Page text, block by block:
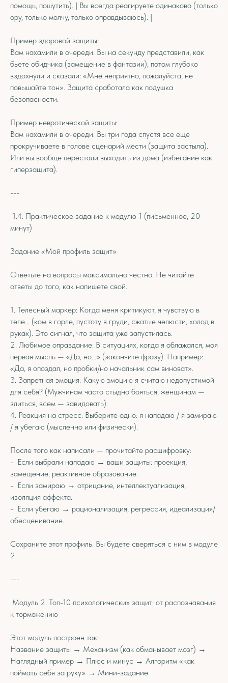
помощь, пошутить). | Вы всегда реагируете одинаково (только
ору, только молчу, только оправдываюсь). |
Пример здоровой защиты:
Вам нахамили в очереди. Вы на секунду представили, как
бьете обидчика (замещение в фантазии), потом глубоко
вздохнули и сказали: «Мне неприятно, пожалуйста, не
повышайте тон». Защита сработала как подушка
безопасности.
Пример невротической защиты:
Вам нахамили в очереди. Вы три года спустя все еще
прокручиваете в голове сценарий мести (защита застыла).
Или вы вообще перестали выходить из дома (избегание как
гиперзащита).
---
1.4. Практическое задание к модулю 1 (письменное, 20
минут)
Задание «Мой профиль защит»
Ответьте на вопросы максимально честно. Не читайте
ответы до того, как напишете свой.
1. Телесный маркер: Когда меня критикуют, я чувствую в
теле... (ком в горле, пустоту в груди, сжатые челюсти, холод в
руках). Это сигнал, что защита уже запустилась.
2. Любимое оправдание: В ситуациях, когда я облажался, моя
первая мысль — «Да, но...» (закончите фразу). Например:
«Да, я опоздал, но пробки/но начальник сам виноват».
3. Запретная эмоция: Какую эмоцию я считаю недопустимой
для себя? (Мужчинам часто стыдно бояться, женщинам —
злиться, всем — завидовать).
4. Реакция на стресс: Выберите одно: я нападаю / я замираю
/ я убегаю (мысленно или физически).
После того как написали — прочитайте расшифровку:
- Если выбрали нападаю → ваши защиты: проекция,
замещение, реактивное образование.
- Если замираю → отрицание, интеллектуализация,
изоляция аффекта.
- Если убегаю → рационализация, регрессия, идеализация/
обесценивание.
Сохраните этот профиль. Вы будете сверяться с ним в модуле
2.
---
Модуль 2. Топ-10 психологических защит: от распознавания
к торможению
Этот модуль построен так:
Название защиты → Механизм (как обманывает мозг) →
Наглядный пример → Плюс и минус → Алгоритм «как
поймать себя за руку» → Мини-задание.